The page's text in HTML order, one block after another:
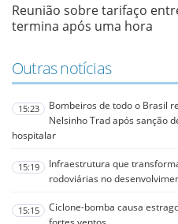
Reunião sobre tarifaço
termina após uma hora
Outras notícias
15:23
Bombeiros de todo o Brasil
Nelsinho Trad após sanção
hospitalar
15:19
Infraestrutura que
rodoviárias no
15:15
Ciclone-bomba causa